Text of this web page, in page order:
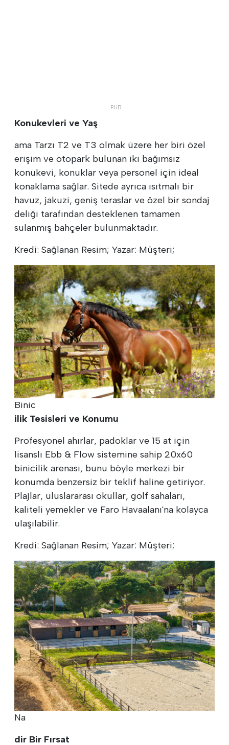
Konukevleri ve Yaş
ama Tarzı T2 ve T3 olmak üzere her biri özel
erişim ve otopark bulunan iki bağımsız
konukevi, konuklar veya personel için ideal
konaklama sağlar. Sitede ayrıca ısıtmalı bir
havuz, jakuzi, geniş teraslar ve özel bir sondaj
deliği tarafından desteklenen tamamen
sulanmış bahçeler bulunmaktadır.
Kredi: Sağlanan Resim; Yazar: Müşteri;
Binic
ilik Tesisleri ve Konumu
Profesyonel ahırlar, padoklar ve 15 at için
lisanslı Ebb & Flow sistemine sahip 20x60
binicilik arenası, bunu böyle merkezi bir
konumda benzersiz bir teklif haline getiriyor.
Plajlar, uluslararası okullar, golf sahaları,
kaliteli yemekler ve Faro Havaalanı'na kolayca
ulaşılabilir.
Kredi: Sağlanan Resim; Yazar: Müşteri;
Na
dir Bir Fırsat